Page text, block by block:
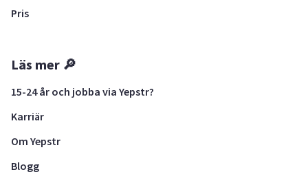
Pris
Läs mer 🔎
15-24 år och jobba via Yepstr?
Karriär
Om Yepstr
Blogg